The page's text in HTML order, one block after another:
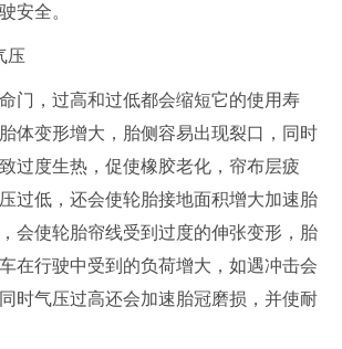
安全。
压
门，过高和过低都会缩短它的使用寿
体变形增大，胎侧容易出现裂口，同时
过度生热，促使橡胶老化，帘布层疲
过低，还会使轮胎接地面积增大加速胎
会使轮胎帘线受到过度的伸张变形，胎
在行驶中受到的负荷增大，如遇冲击会
时气压过高还会加速胎冠磨损，并使耐